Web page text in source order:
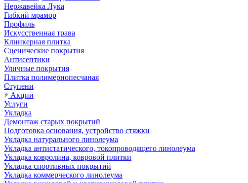
Нержавейка Лука
Гибкий мрамор
Профиль
Искусственная трава
Клинкерная плитка
Сценические покрытия
Антисептики
Уличные покрытия
Плитка полимернопесчаная
Ступени
Акции
Услуги
Укладка
Демонтаж старых покрытий
Подготовка основания, устройство стяжки
Укладка натурального линолеума
Укладка антистатического, токопроводящего линолеума
Укладка ковролина, ковровой плитки
Укладка спортивных покрытий
Укладка коммерческого линолеума